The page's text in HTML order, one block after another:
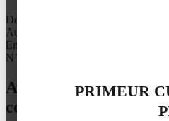
PRIMEUR
Devant un beau jardin, pour
Au coin de la cheminé, pour un
En compagnie de bons mets et de
N’importe où, c’est le whisky qui
Avec quelle
ce whisky ?